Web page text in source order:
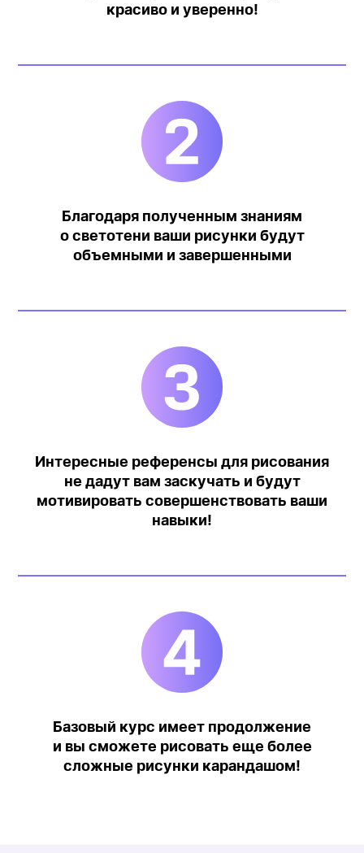
красиво и уверенно!
Благодаря полученным знаниям
о светотени ваши рисунки будут
объемными и завершенными
Интересные референсы для рисования
не дадут вам заскучать и будут
мотивировать совершенствовать ваши
навыки!
Базовый курс имеет продолжение
и вы сможете рисовать еще более
сложные рисунки карандашом!
учиться рисовать
возрасте и не
останавливаются
на достигнутом!